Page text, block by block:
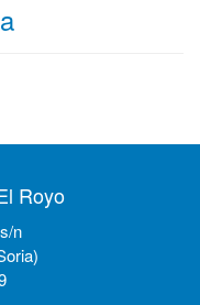
Royo
n